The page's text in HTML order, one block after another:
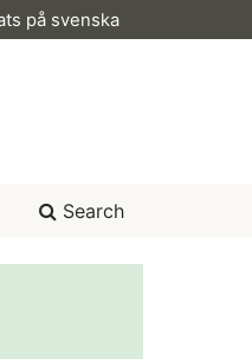
Search
på svenska